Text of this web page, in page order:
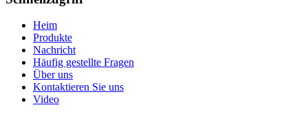
Heim
Produkte
Nachricht
Häufig gestellte Fragen
Über uns
Kontaktieren Sie uns
Video